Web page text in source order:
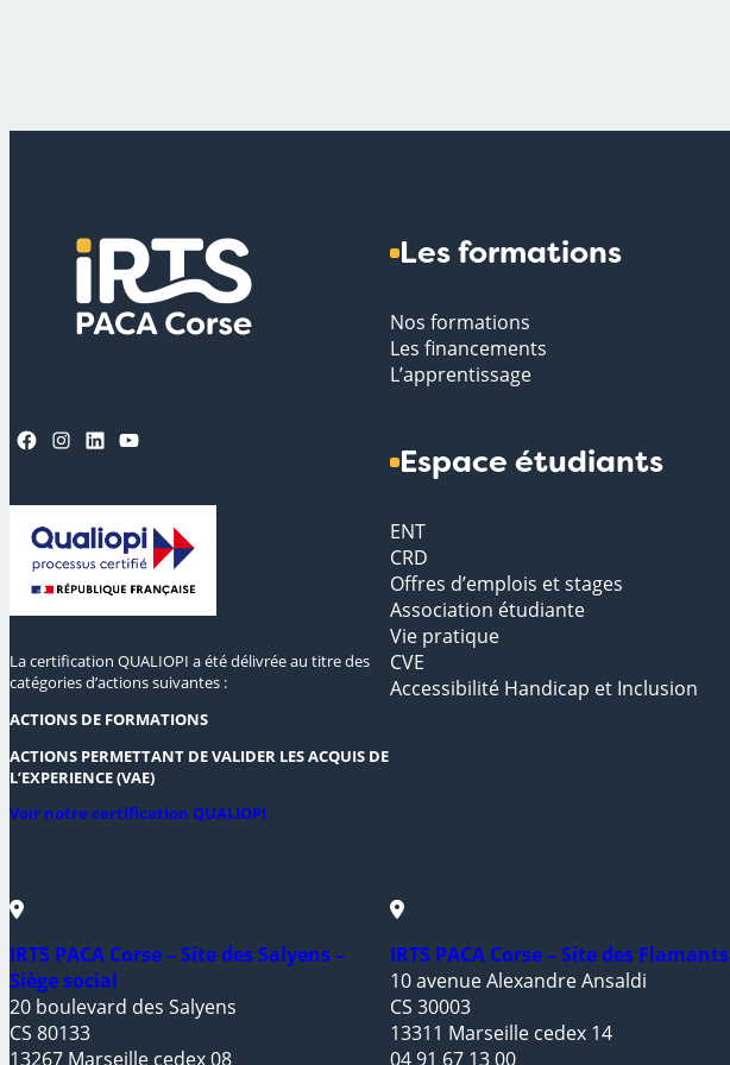
Facebook Instagram LinkedIn YouTube
La certification QUALIOPI a été délivrée au titre des
catégories d’actions suivantes :
ACTIONS DE FORMATIONS
ACTIONS PERMETTANT DE VALIDER LES ACQUIS DE
L’EXPERIENCE (VAE)
Voir notre certification QUALIOPI
Les formations
Nos formations
Les financements
L’apprentissage
Espace étudiants
ENT
CRD
Offres d’emplois et stages
Association étudiante
Vie pratique
CVE
Accessibilité Handicap et Inclusion
IRTS PACA Corse – Site des Salyens –
Siège social
20 boulevard des Salyens
CS 80133
13267 Marseille cedex 08
IRTS PACA Corse – Site des Flamants
10 avenue Alexandre Ansaldi
CS 30003
13311 Marseille cedex 14
04 91 67 13 00